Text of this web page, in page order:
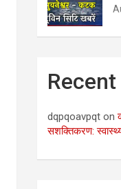
dqpqoavpqt on
सशक्तिकरण: